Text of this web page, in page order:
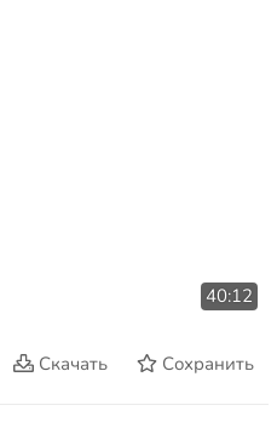
40:12
Скачать Сохранить